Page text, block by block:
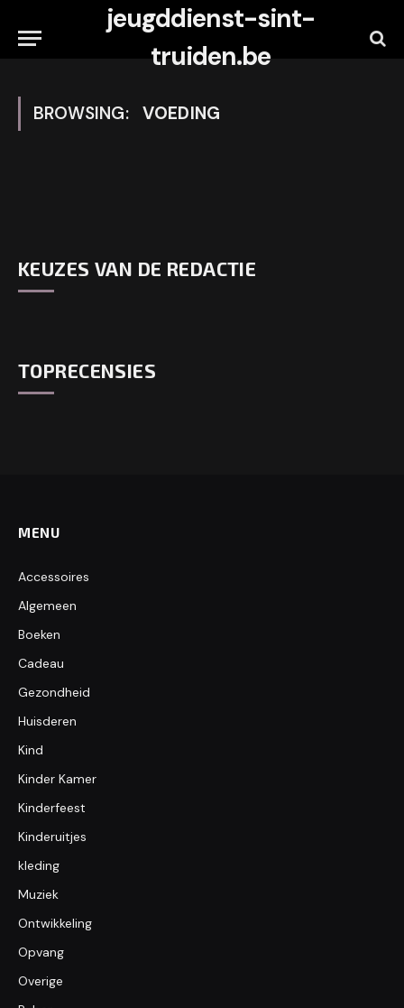
jeugddienst-sint-
truiden.be
BROWSING: VOEDING
KEUZES VAN DE REDACTIE
TOPRECENSIES
MENU
Accessoires
Algemeen
Boeken
Cadeau
Gezondheid
Huisderen
Kind
Kinder Kamer
Kinderfeest
Kinderuitjes
kleding
Muziek
Ontwikkeling
Opvang
Overige